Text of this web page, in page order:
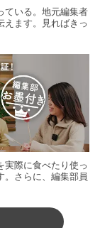
ている。地元編集者
ます。見ればきっ
際に食べたり使っ
。さらに、編集部員